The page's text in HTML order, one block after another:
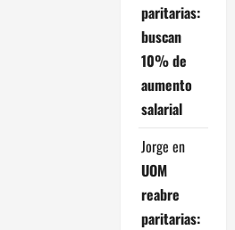
paritarias:
buscan
10% de
aumento
salarial
Jorge en
UOM
reabre
paritarias: